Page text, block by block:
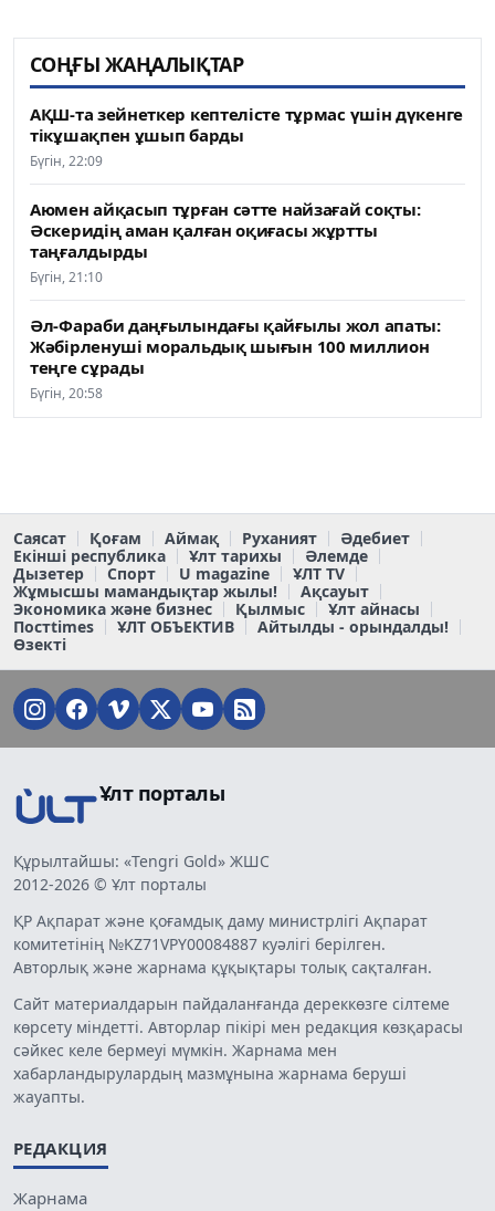
СОҢҒЫ ЖАҢАЛЫҚТАР
АҚШ-та зейнеткер кептелісте тұрмас үшін дүкенге
тікұшақпен ұшып барды
Бүгін, 22:09
Аюмен айқасып тұрған сәтте найзағай соқты:
Әскеридің аман қалған оқиғасы жұртты
таңғалдырды
Бүгін, 21:10
Әл-Фараби даңғылындағы қайғылы жол апаты:
Жәбірленуші моральдық шығын 100 миллион
теңге сұрады
Бүгін, 20:58
Саясат Қоғам Аймақ Руханият
Әдебиет
Екінші республика
Ұлт тарихы
Әлемде
Дызетер
Спорт U magazine
ҰЛТ TV
Жұмысшы мамандықтар жылы!
Ақсауыт
Экономика және бизнес
Қылмыс
Ұлт айнасы
Постtimes
ҰЛТ ОБЪЕКТИВ
Айтылды - орындалды!
Өзекті
Ұлт порталы
Құрылтайшы: «Tengri Gold» ЖШС
2012-2026 © Ұлт порталы
ҚР Ақпарат және қоғамдық даму министрлігі Ақпарат
комитетінің №KZ71VPY00084887 куәлігі берілген.
Авторлық және жарнама құқықтары толық сақталған.
Сайт материалдарын пайдаланғанда дереккөзге сілтеме
көрсету міндетті. Авторлар пікірі мен редакция көзқарасы
сәйкес келе бермеуі мүмкін. Жарнама мен
хабарландырулардың мазмұнына жарнама беруші
жауапты.
РЕДАКЦИЯ
Жарнама